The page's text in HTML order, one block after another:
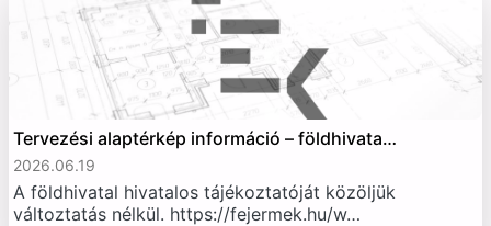
Tervezési alaptérkép információ – földhivata…
2026.06.19
A földhivatal hivatalos tájékoztatóját közöljük
változtatás nélkül. https://fejermek.hu/w…